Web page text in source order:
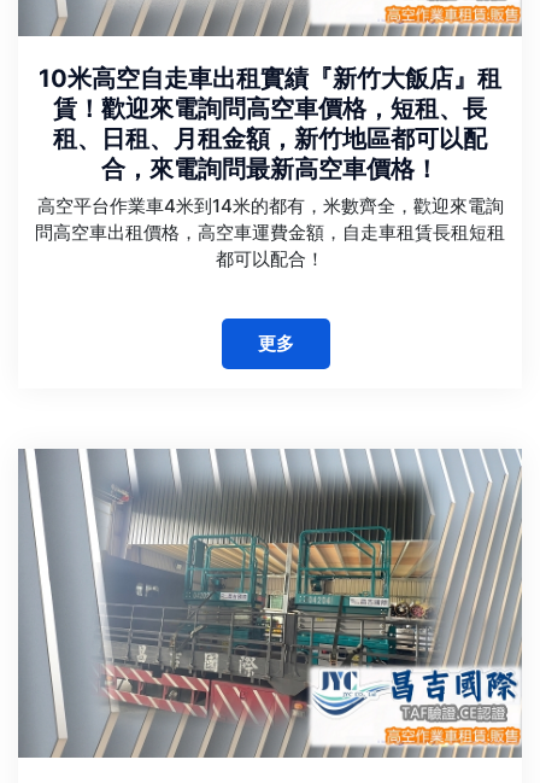
10米高空自走車出租實績『新竹大飯店』租
賃！歡迎來電詢問高空車價格，短租、長
租、日租、月租金額，新竹地區都可以配
合，來電詢問最新高空車價格！
高空平台作業車4米到14米的都有，米數齊全，歡迎來電詢
問高空車出租價格，高空車運費金額，自走車租賃長租短租
都可以配合！
更多